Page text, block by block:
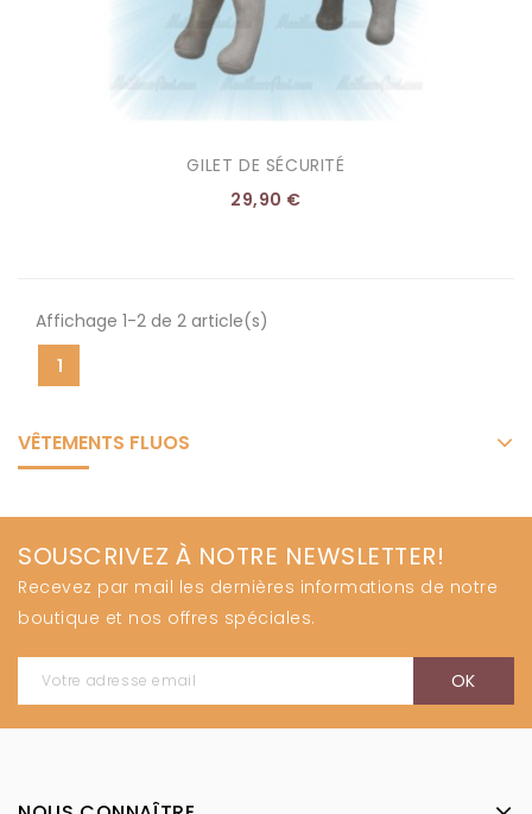
GILET DE SÉCURITÉ
29,90 €
Affichage 1-2 de 2 article(s)
1
VÊTEMENTS FLUOS
SOUSCRIVEZ À NOTRE NEWSLETTER!
Recevez par mail les dernières informations de notre
boutique et nos offres spéciales.